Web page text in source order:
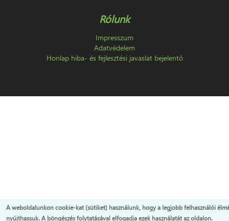
Rólunk
Impresszum
Adatvédelem
Honlap hiba- és fejlesztési javaslat bejelentő
A weboldalunkon cookie-kat (sütiket) használunk, hogy a legjobb felhasználói
nyújthassuk. A böngészés folytatásával elfogadja ezek használatát az oldalon.